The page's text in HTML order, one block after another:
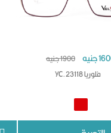
جنيه
1900 جنيه
فلوريا YC.23118